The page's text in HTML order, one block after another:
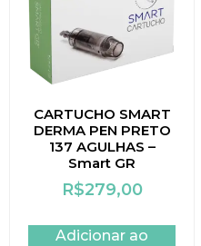
CARTUCHO SMART
DERMA PEN PRETO
137 AGULHAS –
Smart GR
R$279,00
Adicionar ao